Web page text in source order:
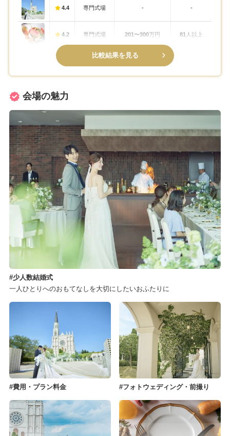
4.4 専門式場 - -
4.2 専門式場 201〜300万円 81 人以上
比較結果を見る
会場の魅力
少人数結婚式
一人ひとりへのおもてなしを大切にしたいおふたりに
費用・プラン料金 フォトウェディング・前撮り